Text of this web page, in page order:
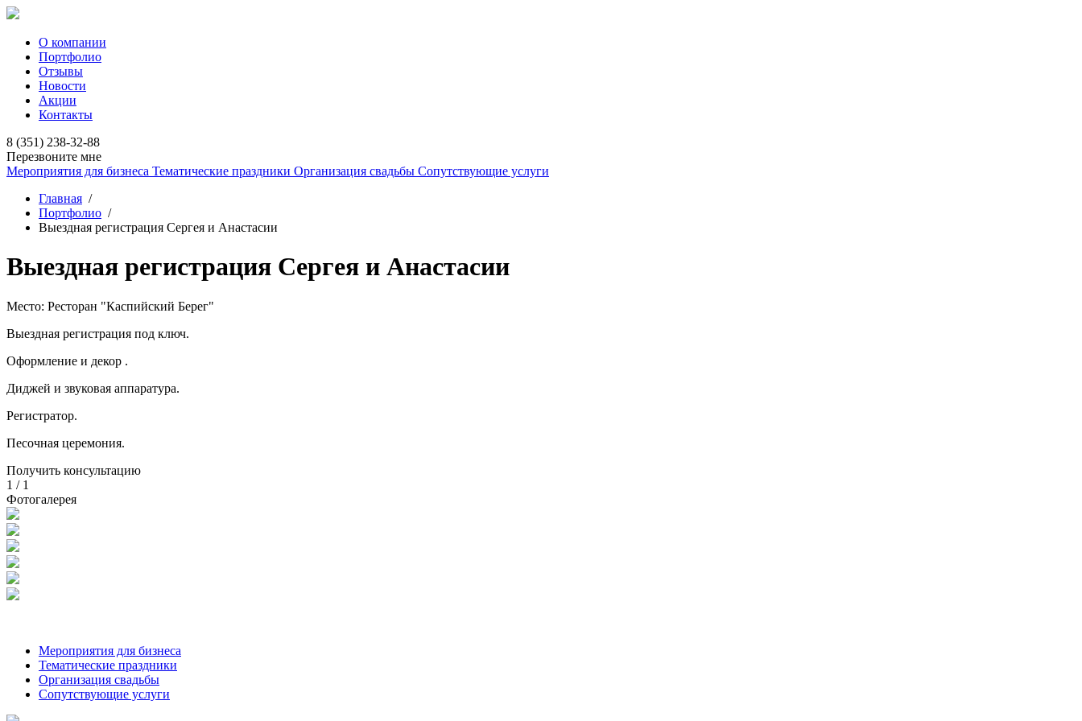
О компании
Портфолио
Отзывы
Новости
Акции
Контакты
8 (351) 238-32-88
Перезвоните мне
Мероприятия для бизнеса Тематические праздники Организация свадьбы Сопутствующие услуги
Главная /
Портфолио /
Выездная регистрация Сергея и Анастасии
Выездная регистрация Сергея и Анастасии
Место: Ресторан "Каспийский Берег"
Выездная регистрация под ключ.
Оформление и декор .
Диджей и звуковая аппаратура.
Регистратор.
Песочная церемония.
Получить консультацию
1 / 1
Фотогалерея
Мероприятия для бизнеса
Тематические праздники
Организация свадьбы
Сопутствующие услуги